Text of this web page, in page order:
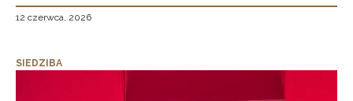
12 czerwca, 2026
SIEDZIBA